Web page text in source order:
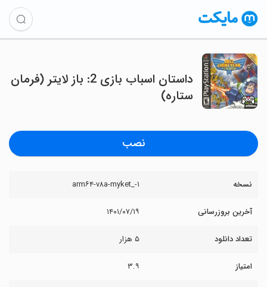
داستان اسباب بازی 2: باز لایتر (فرمان
ستاره)
نصب
نسخه ۱-_arm۶۴-v۸a-myket
آخرین بروزرسانی ۱۴۰۱/۰۷/۱۹
تعداد دانلود ۵ هزار
امتیاز ۳.۹